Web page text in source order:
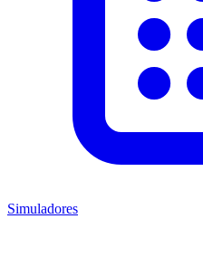
Simuladores